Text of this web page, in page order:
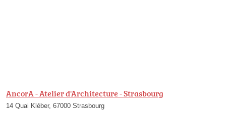
AncorA - Atelier d'Architecture - Strasbourg
14 Quai Kléber, 67000 Strasbourg